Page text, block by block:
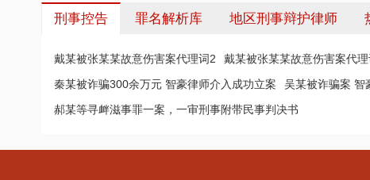
刑事控告 罪名解析库 地区刑事辩护律师
戴某被张某某故意伤害案代理词2 戴某被张某某故意伤害案代理
秦某被诈骗300余万元 智豪律师介入成功立案
吴某被诈骗案 智
郝某等寻衅滋事罪一案，一审刑事附带民事判决书